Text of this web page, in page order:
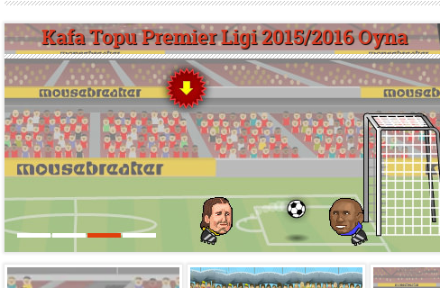
Kafa Topu Premier Ligi 2015/2016 Oyna